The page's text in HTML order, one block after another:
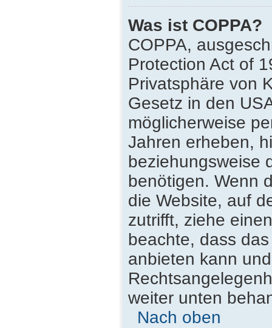
Was ist COPPA?
COPPA,
Protection Act of
Privatsphäre von
Gesetz in den
möglicherweise
Jahren erheben,
beziehungsweise
benötigen. Wenn
die Website, auf
zutrifft, ziehe
beachte, dass
anbieten kann
weiter unten
Nach oben